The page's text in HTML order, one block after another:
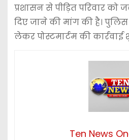
प्रशासन से पीड़ित परिवार को
दिए जाने की मांग की है।
लेकर पोस्टमार्टम की कार्रवाई
Ten News